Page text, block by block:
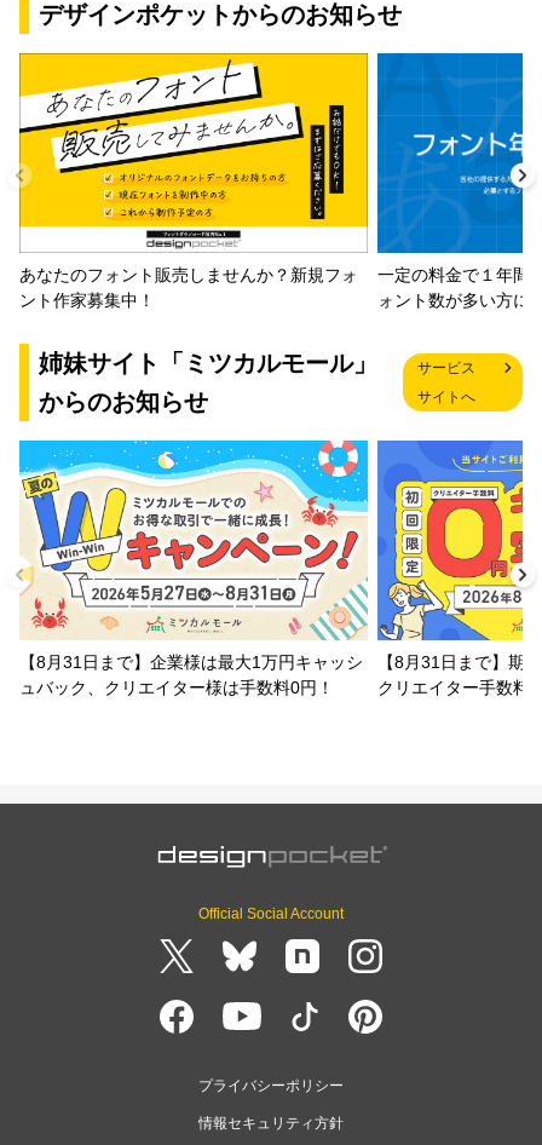
デザインポケットからのお知らせ
あなたのフォント販売しませんか？新規フォ
ント作家募集中！
一定の料金で１年間
ォント数が多い方に
姉妹サイト「ミツカルモール」
からのお知らせ
サービス
サイトへ
【8月31日まで】企業様は最大1万円キャッシ
ュバック、クリエイター様は手数料0円！
【8月31日まで】期
クリエイター手数料
Official Social Account
プライバシーポリシー
情報セキュリティ方針